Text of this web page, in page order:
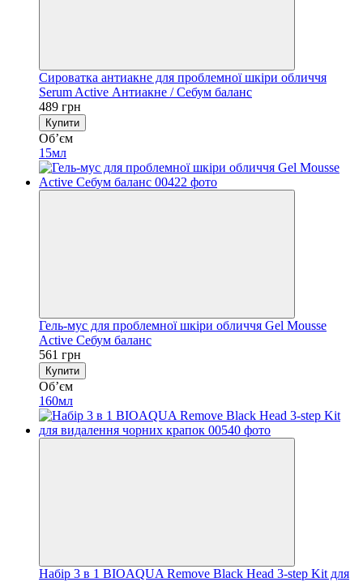
Сироватка антиакне для проблемної шкіри обличчя
Serum Active Антиакне / Себум баланс
489 грн
Купити
Обʼєм
15мл
Гель-мус для проблемної шкіри обличчя Gel Mousse
Active Себум баланс
561 грн
Купити
Обʼєм
160мл
Набір 3 в 1 BIOAQUA Remove Black Head 3-step Kit для